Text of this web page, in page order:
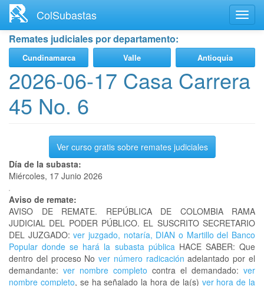
contenido
principal
ColSubastas
Remates judiciales por departamento:
Cundinamarca Valle Antioquia
2026-06-17 Casa Carrera
45 No. 6
Ver curso gratis sobre remates judiciales
Día de la subasta:
Miércoles, 17 Junio 2026
Aviso de remate:
AVISO DE REMATE. REPÚBLICA DE COLOMBIA RAMA
JUDICIAL DEL PODER PÚBLICO. EL SUSCRITO SECRETARIO
DEL JUZGADO: ver juzgado, notaría, DIAN o Martillo del Banco
Popular donde se hará la subasta públicaHACE SABER: Que
dentro del proceso Nover número radicación adelantado por el
demandante: ver nombre completo contra el demandado: ver
nombre completo, se ha señalado la hora de la(s) ver hora de la